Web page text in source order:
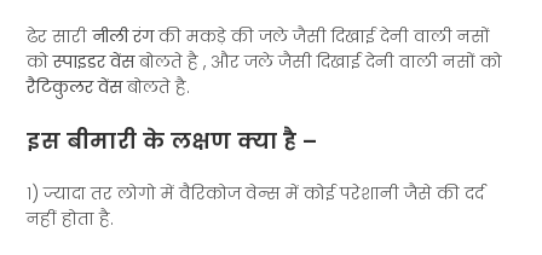
ढेर सारीनीली रंगकी मकड़े की जले जैसी दिखाई देनी वाली नसों
कोस्पाइडर वेंसबोलते है , और जले जैसी दिखाई देनी वाली नसों को
रैटिकुलर वेंसबोलते है.
इस बीमारी के लक्षण क्या है –
१) ज्यादा तर लोगो में वैरिकोज वेन्स में कोई परेशानी जैसे की दर्द
नहीं होता है.